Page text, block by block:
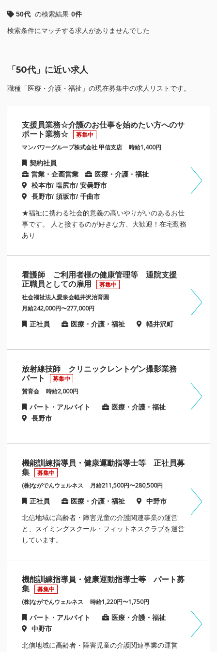
50代 の検索結果 0件
検索条件にマッチする求人がありませんでした
「50代」に近い求人
職種「医療・介護・福祉」の現在募集中の求人リストです。
支援員業務☆介護のお仕事を始めたい方へのサ
ポート業務☆
募集中
マンパワーグループ株式会社 甲信支店 時給1,400円
契約社員
営業・企画営業
医療・介護・福祉
松本市/ 塩尻市/ 安曇野市
長野市/ 須坂市/ 千曲市
★福祉に携わる社会的意義の高いやりがいのあるお仕
事です。 人と接するのが好きな方、大歓迎！在宅勤務
あり
看護師 ご利用者様の健康管理等 通院支援
正職員としての雇用
募集中
社会福祉法人愛泉会軽井沢治育園
月給242,000円〜277,000円
正社員 医療・介護・福祉 軽井沢町
放射線技師 クリニックレントゲン撮影業務
パート
募集中
賛育会 時給2,000円
パート・アルバイト
医療・介護・福祉
長野市
機能訓練指導員・健康運動指導士等 正社員募
集
募集中
(株)ながでんウェルネス 月給211,500円〜280,500円
正社員 医療・介護・福祉 中野市
北信地域に高齢者・障害児童の介護関連事業の運営
と、スイミングスクール・フィットネスクラブを運営
しています。
機能訓練指導員・健康運動指導士等 パート募
集
募集中
(株)ながでんウェルネス 時給1,220円〜1,750円
パート・アルバイト
医療・介護・福祉
中野市
北信地域に高齢者・障害児童の介護関連事業の運営